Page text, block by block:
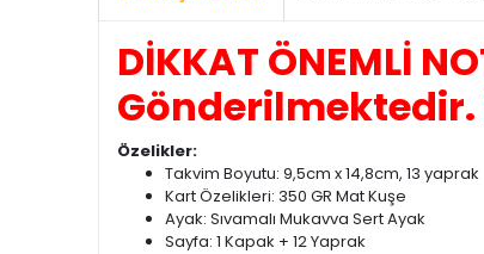
DİKKAT ÖNEMLİ
Gönderilmektedir.
Özelikler:
Takvim Boyutu: 9,5cm x 14,8cm, 13 yaprak
Kart Özelikleri: 350 GR Mat Kuşe
Ayak: Sıvamalı Mukavva Sert Ayak
Sayfa: 1 Kapak + 12 Yaprak